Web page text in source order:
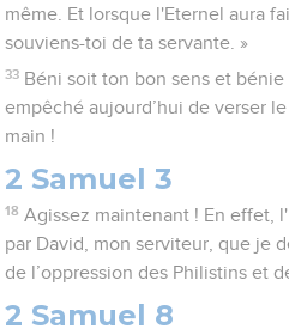
même. Et lorsque l'Eternel aura
souviens-toi de ta servante. »
33 Béni soit ton bon sens et
empêché aujourd’hui de verser
main !
2 Samuel 3
18 Agissez maintenant ! En effet,
par David, mon serviteur, que je
de l’oppression des Philistins et
2 Samuel 8